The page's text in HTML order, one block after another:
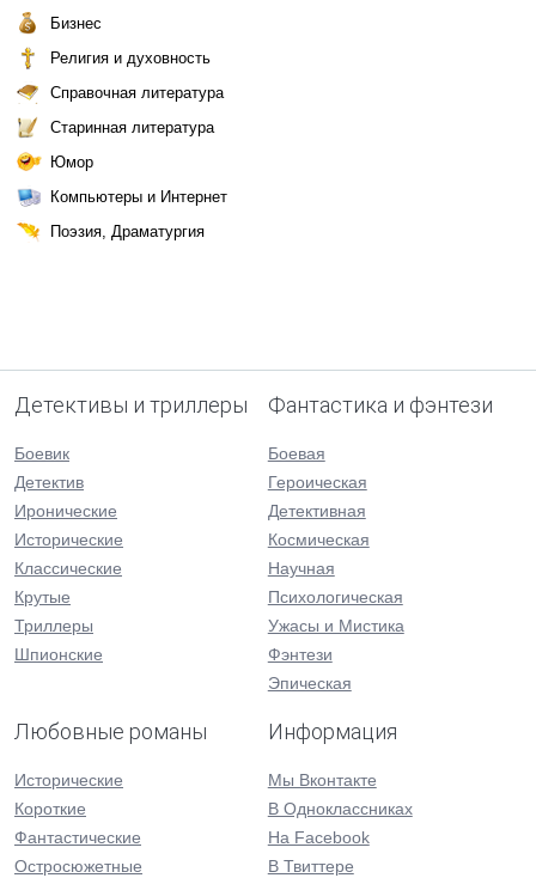
Бизнес
Религия и духовность
Справочная литература
Старинная литература
Юмор
Компьютеры и Интернет
Поэзия, Драматургия
Детективы и триллеры
Боевик
Детектив
Иронические
Исторические
Классические
Крутые
Триллеры
Шпионские
Фантастика и фэнтези
Боевая
Героическая
Детективная
Космическая
Научная
Психологическая
Ужасы и Мистика
Фэнтези
Эпическая
Любовные романы
Исторические
Короткие
Фантастические
Остросюжетные
Информация
Мы Вконтакте
В Одноклассниках
На Facebook
В Твиттере